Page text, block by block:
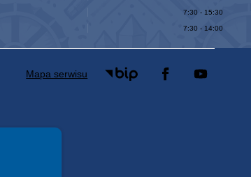
7:30 - 15:30
7:30 - 14:00
Mapa serwisu